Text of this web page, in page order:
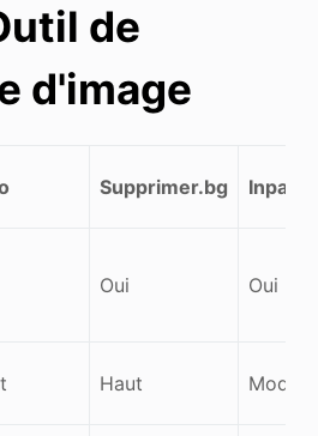
de
d'image
Supprimer.bg Inpaint
Oui Oui
Haut Modéré